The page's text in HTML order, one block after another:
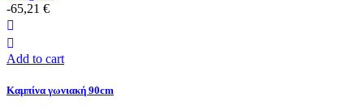
-65,21 €
Add to cart
Καμπίνα γωνιακή 90cm